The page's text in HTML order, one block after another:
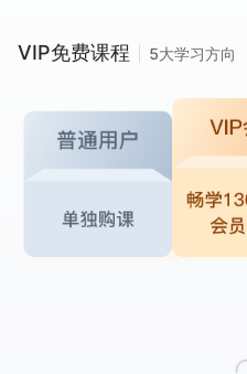
VIP免费课程 5大学习方向